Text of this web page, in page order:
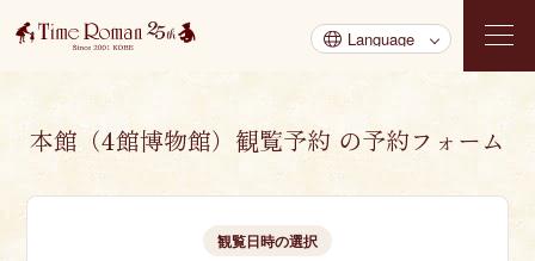
本館（4館博物館）観覧予約 の予約フォーム
観覧日時の選択